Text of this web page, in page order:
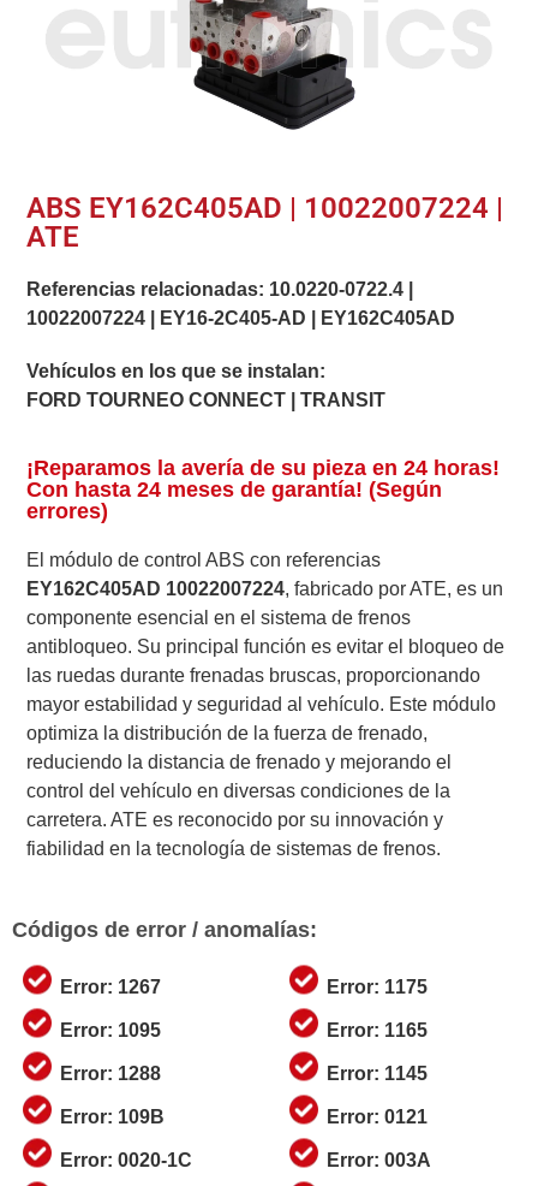
ABS EY162C405AD | 10022007224 |
ATE
Referencias relacionadas: 10.0220-0722.4
10022007224
EY16-2C405-AD EY162C405AD
Vehículos en los que se instalan:
FORD TOURNEO CONNECT | TRANSIT
¡Reparamos la avería de su pieza en 24 horas!
Con hasta 24 meses de garantía! (Según
errores)
El módulo de control ABS con referencias
EY162C405AD 10022007224, fabricado por ATE, es un
componente esencial en el sistema de frenos
antibloqueo. Su principal función es evitar el bloqueo de
las ruedas durante frenadas bruscas, proporcionando
mayor estabilidad y seguridad al vehículo. Este módulo
optimiza la distribución de la fuerza de frenado,
reduciendo la distancia de frenado y mejorando el
control del vehículo en diversas condiciones de la
carretera. ATE es reconocido por su innovación y
fiabilidad en la tecnología de sistemas de frenos.
Códigos de error / anomalías:
Error: 1267
Error: 1095
Error: 1288
Error: 109B
Error: 0020-1C
Error: 1175
Error: 1165
Error: 1145
Error: 0121
Error: 003A